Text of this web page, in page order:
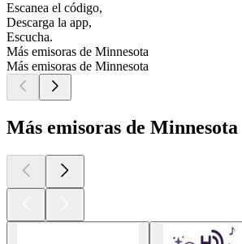
Escanea el código,
Descarga la app,
Escucha.
Más emisoras de Minnesota
Más emisoras de Minnesota
Más emisoras de Minnesota